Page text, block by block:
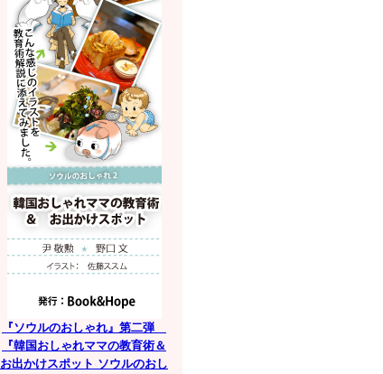
『ソウルのおしゃれ』第二弾
『韓国おしゃれママの教育術＆
お出かけスポット ソウルのおし